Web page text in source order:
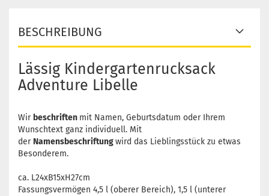
BESCHREIBUNG
Lässig Kindergartenrucksack
Adventure Libelle
Wir beschriften mit Namen, Geburtsdatum oder Ihrem
Wunschtext ganz individuell. Mit
der Namensbeschriftungwird das Lieblingsstück zu etwas
Besonderem.
ca. L24xB15xH27cm
Fassungsvermögen 4,5 l (oberer Bereich), 1,5 l (unterer